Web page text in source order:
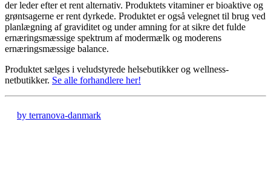
der leder efter et rent alternativ. Produktets vitaminer er bioaktive og
grøntsagerne er rent dyrkede. Produktet er også velegnet til brug ved
planlægning af graviditet og under amning for at sikre det fulde
ernæringsmæssige spektrum af modermælk og moderens
ernæringsmæssige balance.
Produktet sælges i veludstyrede helsebutikker og wellness-
netbutikker. Se alle forhandlere her!
by terranova-danmark